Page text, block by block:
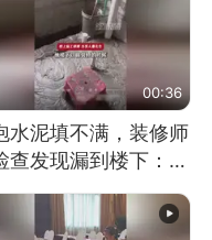
00:36
水泥填不满，装修师
查发现漏到楼下：出